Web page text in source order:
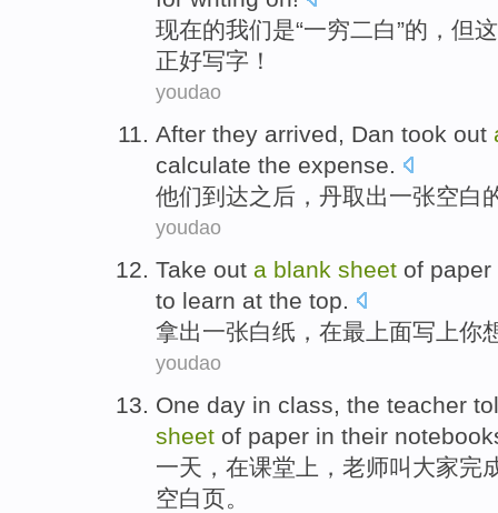
现在的我们是“一穷二白”的，但这
正好写字！
youdao
After they arrived, Dan took out
calculate the expense.
他们到达之后 ， 丹取出一张空白
youdao
Take out a blank sheet of
to learn at the top.
拿出一张白纸， 在最上面写上你
youdao
One day in class the teacher
sheet of paper in their
一天 ， 在课堂上 ， 老师叫 大家完
空白页。